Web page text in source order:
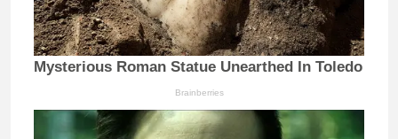
Mysterious Roman Statue Unearthed In Toledo
Brainberries